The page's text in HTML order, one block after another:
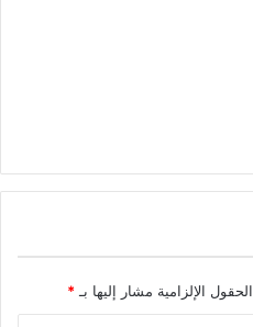
الحقول الإلزامية مشار إليها بـ*